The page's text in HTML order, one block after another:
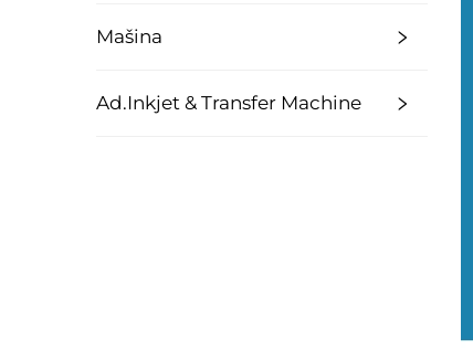
Mašina
Ad.Inkjet & Transfer Machine